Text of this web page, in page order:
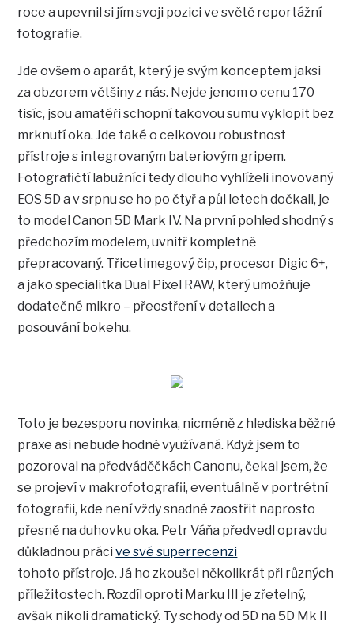
roce a upevnil si jím svoji pozici ve světě reportážní
fotografie.
Jde ovšem o aparát, který je svým konceptem jaksi
za obzorem většiny z nás. Nejde jenom o cenu 170
tisíc, jsou amatéři schopní takovou sumu vyklopit bez
mrknutí oka. Jde také o celkovou robustnost
přístroje s integrovaným bateriovým gripem.
Fotografičtí labužníci tedy dlouho vyhlíželi inovovaný
EOS 5D a v srpnu se ho po čtyř a půl letech dočkali, je
to model Canon 5D Mark IV. Na první pohled shodný s
předchozím modelem, uvnitř kompletně
přepracovaný. Třicetimegový čip, procesor Digic 6+,
a jako specialitka Dual Pixel RAW, který umožňuje
dodatečné mikro – přeostření v detailech a
posouvání bokehu.
Toto je bezesporu novinka, nicméně z hlediska běžné
praxe asi nebude hodně využívaná. Když jsem to
pozoroval na předváděčkách Canonu, čekal jsem, že
se projeví v makrofotografii, eventuálně v portrétní
fotografii, kde není vždy snadné zaostřit naprosto
přesně na duhovku oka. Petr Váňa předvedl opravdu
důkladnou prácive své superrecenzi
tohoto přístroje. Já ho zkoušel několikrát při různých
příležitostech. Rozdíl oproti Marku III je zřetelný,
avšak nikoli dramatický. Ty schody od 5D na 5D Mk II